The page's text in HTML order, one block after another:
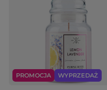
PROMOCJA WYPRZEDAŻ